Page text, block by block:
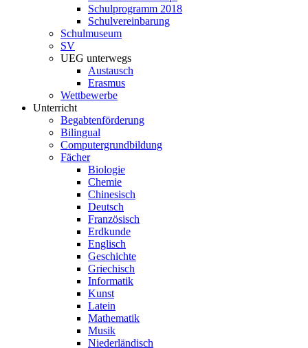
Schulprogramm 2018
Schulvereinbarung
Schulmuseum
SV
UEG unterwegs
Austausch
Erasmus
Wettbewerbe
Unterricht
Begabtenförderung
Bilingual
Computergrundbildung
Fächer
Biologie
Chemie
Chinesisch
Deutsch
Französisch
Erdkunde
Englisch
Geschichte
Griechisch
Informatik
Kunst
Latein
Mathematik
Musik
Niederländisch